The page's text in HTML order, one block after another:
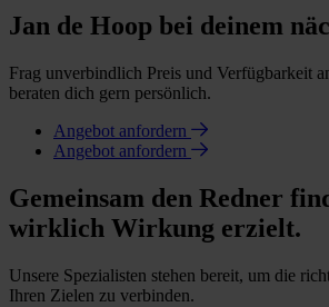
Jan de Hoop bei deinem
Frag unverbindlich Preis und Verfügbarkeit
beraten dich gern persönlich.
Angebot anfordern
Angebot anfordern
Gemeinsam den Redner
wirklich Wirkung erzielt.
Unsere Spezialisten stehen bereit, um die
Ihren Zielen zu verbinden.